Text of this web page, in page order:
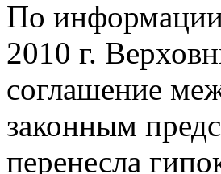
По
2010 г.
соглашение
законным
перенесла